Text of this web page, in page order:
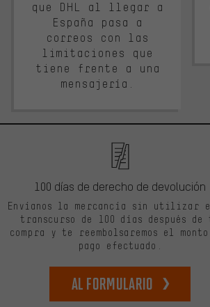
que DHL al llegar a
España pasa a
correos con las
limitaciones que
tiene frente a una
mensajería.
100 días de derecho de devolución
Envíanos la mercancía sin utilizar
transcurso de 100 días después de
compra y te reembolsaremos el
pago efectuado.
Al formulario